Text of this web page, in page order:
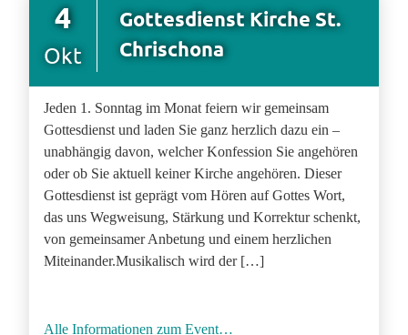
4
Okt
Gottesdienst Kirche St.
Chrischona
Jeden 1. Sonntag im Monat feiern wir gemeinsam
Gottesdienst und laden Sie ganz herzlich dazu ein –
unabhängig davon, welcher Konfession Sie angehören
oder ob Sie aktuell keiner Kirche angehören. Dieser
Gottesdienst ist geprägt vom Hören auf Gottes Wort,
das uns Wegweisung, Stärkung und Korrektur schenkt,
von gemeinsamer Anbetung und einem herzlichen
Miteinander.Musikalisch wird der […]
Alle Informationen zum Event…